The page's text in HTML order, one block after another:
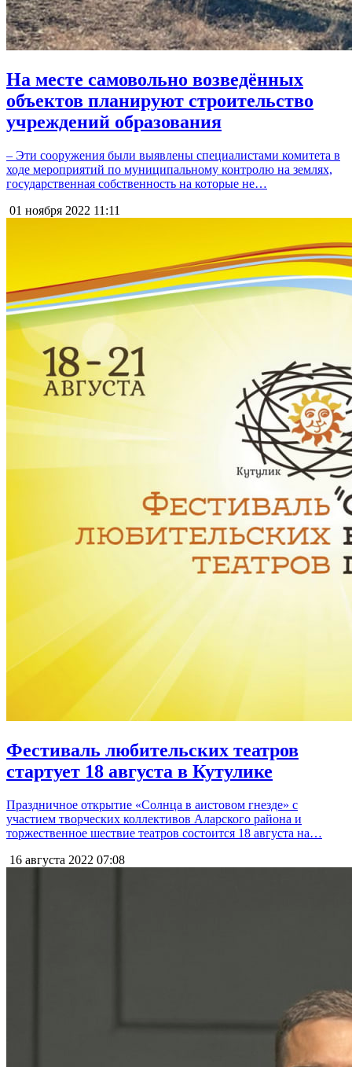
На месте самовольно возведённых
объектов планируют строительство
учреждений образования
– Эти сооружения были выявлены специалистами комитета в
ходе мероприятий по муниципальному контролю на землях,
государственная собственность на которые не…
01 ноября 2022 11:11
Фестиваль любительских театров
стартует 18 августа в Кутулике
Праздничное открытие «Солнца в аистовом гнезде» с
участием творческих коллективов Аларского района и
торжественное шествие театров состоится 18 августа на…
16 августа 2022 07:08